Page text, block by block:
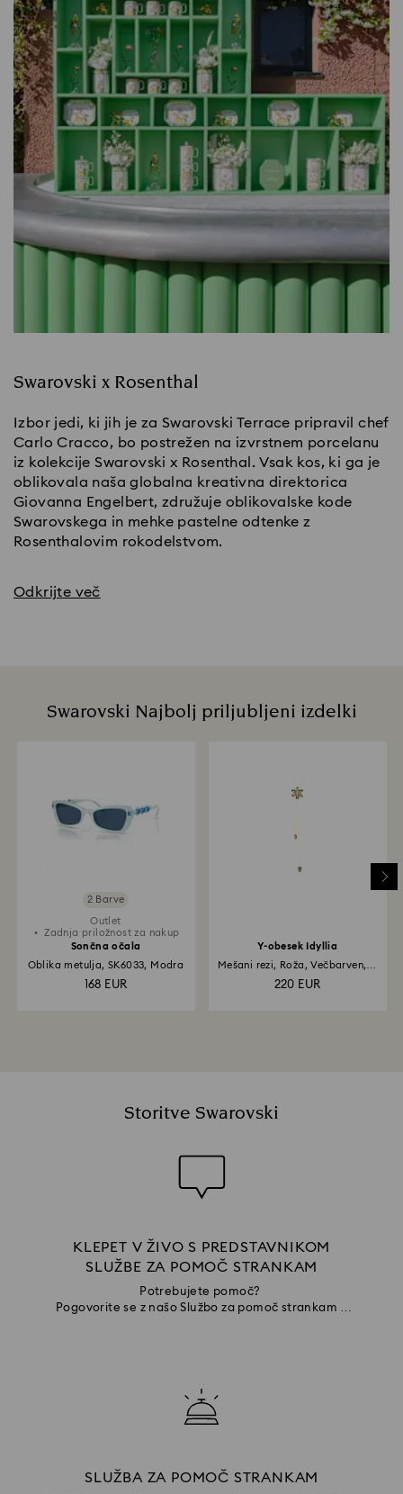
Swarovski x Rosenthal
Izbor jedi, ki jih je za Swarovski Terrace pripravil chef
Carlo Cracco, bo postrežen na izvrstnem porcelanu
iz kolekcije Swarovski x Rosenthal. Vsak kos, ki ga je
oblikovala naša globalna kreativna direktorica
Giovanna Engelbert, združuje oblikovalske kode
Swarovskega in mehke pastelne odtenke z
Rosenthalovim rokodelstvom.
Odkrijte več
Swarovski Najbolj priljubljeni izdelki
2 Barve
Outlet
Zadnja priložnost za nakup
Sončna očala
Oblika metulja, SK6033, Modra
168 EUR
Y-obesek Idyllia
Mešani rezi, Roža, Večbarven, V
videzu 18-karatnega zlata
220 EUR
Storitve Swarovski
KLEPET V ŽIVO S PREDSTAVNIKOM
SLUŽBE ZA POMOČ STRANKAM
Potrebujete pomoč?
Pogovorite se z našo Službo za pomoč strankam v
SLUŽBA ZA POMOČ STRANKAM